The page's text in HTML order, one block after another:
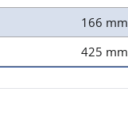
166 mm
425 mm